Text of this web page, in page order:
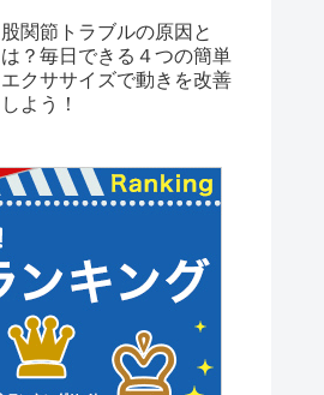
股関節トラブルの原因と
は？毎日できる４つの簡単
エクササイズで動きを改善
しよう！